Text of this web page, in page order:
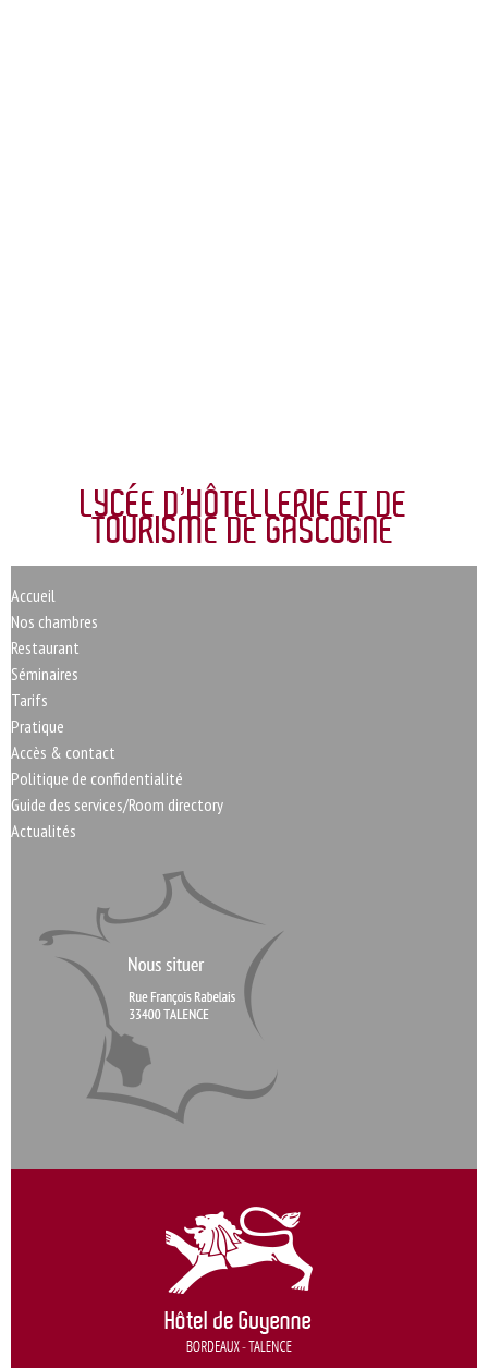
LYCÉE D’HÔTELLERIE ET DE
TOURISME DE GASCOGNE
Accueil
Nos chambres
Restaurant
Séminaires
Tarifs
Pratique
Accès & contact
Politique de confidentialité
Guide des services/Room directory
Actualités